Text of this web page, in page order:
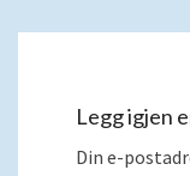
Legg igjen
Din e-